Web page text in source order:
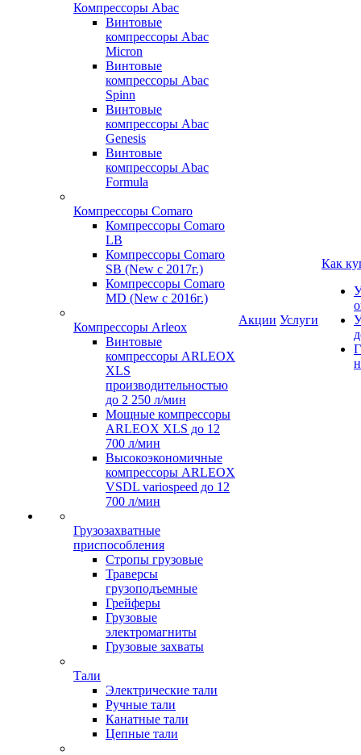
Компрессоры Abac
Винтовые
компрессоры Abac
Micron
Винтовые
компрессоры Abac
Spinn
Винтовые
компрессоры Abac
Genesis
Винтовые
компрессоры Abac
Formula
Компрессоры Comaro
Компрессоры Comaro
LB
Компрессоры Comaro
SB (New с 2017г.)
Компрессоры Comaro
MD (New с 2016г.)
Компрессоры Arleox
Винтовые
компрессоры ARLEOX
XLS
производительностью
до 2 250 л/мин
Мощные компрессоры
ARLEOX XLS до 12
700 л/мин
Высокоэкономичные
компрессоры ARLEOX
VSDL variospeed до 12
700 л/мин
Грузозахватные
приспособления
Стропы грузовые
Траверсы
грузоподъемные
Грейферы
Грузовые
электромагниты
Грузовые захваты
Тали
Электрические тали
Ручные тали
Канатные тали
Цепные тали
Акции Услуги
Как